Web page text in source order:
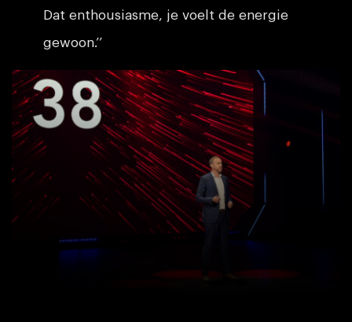
Dat enthousiasme, je voelt de energie
gewoon.’’